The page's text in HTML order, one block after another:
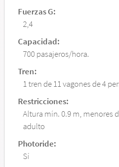
Fuerzas G:
2,4
Capacidad:
700 pasajeros/hora.
Tren:
1 tren de 11 vagones de 4
Restricciones:
Altura mín. 0.9 m, menores
adulto
Photoride:
Sí